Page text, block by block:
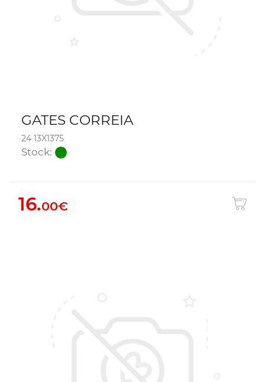
GATES CORREIA
24 13X1375
Stock:
16.00€